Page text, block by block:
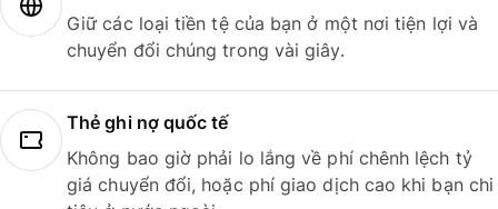
Giữ các loại tiền tệ của bạn ở một nơi tiện lợi và
chuyển đổi chúng trong vài giây.
Thẻ ghi nợ quốc tế
Không bao giờ phải lo lắng về phí chênh lệch tỷ
giá chuyển đổi, hoặc phí giao dịch cao khi bạn chi